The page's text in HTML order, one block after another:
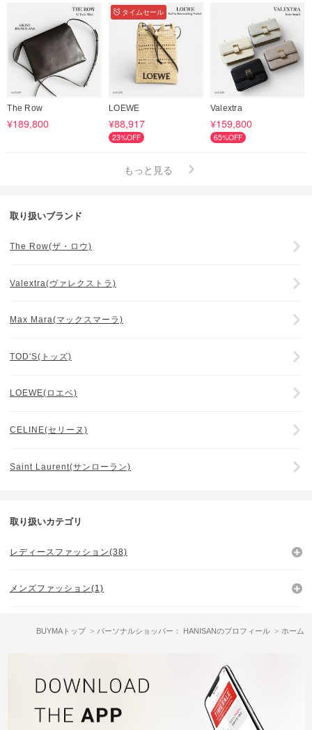
The Row
¥189,800
タイムセール
LOEWE
¥88,917
23%OFF
Valextra
¥159,800
65%OFF
もっと見る
取り扱いブランド
The Row(ザ・ロウ)
Valextra(ヴァレクストラ)
Max Mara(マックスマーラ)
TOD'S(トッズ)
LOEWE(ロエベ)
CELINE(セリーヌ)
Saint Laurent(サンローラン)
取り扱いカテゴリ
レディースファッション(38)
メンズファッション(1)
BUYMAトップ パーソナルショッパー： HANISANのプロフィール ホーム